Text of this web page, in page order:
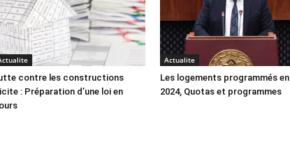
contre les constructions
: Préparation d’une loi en
Actualite
Les logements programmés en
2024, Quotas et programmes